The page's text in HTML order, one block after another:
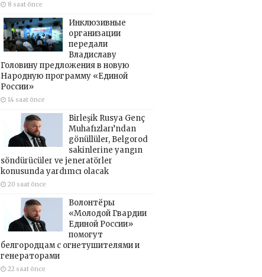
8 saat önce
Инклюзивные
организации
передали
Владиславу
Головину предложения в новую
Народную программу «Единой
России»
14 saat önce
Birleşik Rusya Genç
Muhafızları’ndan
gönüllüler, Belgorod
sakinlerine yangın
söndürücüler ve jeneratörler
konusunda yardımcı olacak
20 saat önce
Волонтёры
«Молодой Гвардии
Единой России»
помогут
белгородцам с огнетушителями и
генераторами
22 saat önce